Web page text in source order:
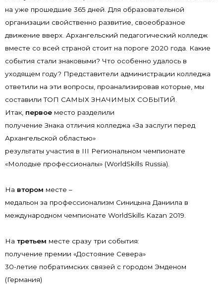
на уже прошедшие 365 дней. Для образовательной
организации свойственно развитие, своеобразное
движение вверх. Архангельский педагогический колледж
вместе со всей страной стоит на пороге 2020 года. Какие
события стали знаковыми? Что особенно удалось в
уходящем году? Представители администрации колледжа
ответили на эти вопросы, проанализировав которые, мы
составили ТОП САМЫХ ЗНАЧИМЫХ СОБЫТИЙ.
Итак, первое место разделили
получение Знака отличия колледжа «За заслуги перед
Архангельской областью»
результаты участия в III Региональном чемпионате
«Молодые профессионалы» (WorldSkills Russia).
На втором месте –
медальон за профессионализм Синицына Даниила в
международном чемпионате WorldSkills Kazan 2019.
На третьем месте сразу три события:
получение премии «Достояние Севера»
30-летие побратимских связей с городом Эмденом
(Германия)